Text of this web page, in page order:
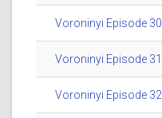
Voroninyi Episode
Voroninyi Episode
Voroninyi Episode